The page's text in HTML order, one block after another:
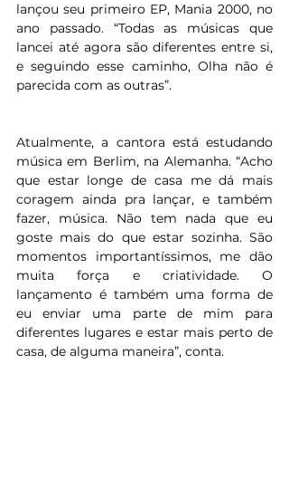
lançou seu primeiro EP, Mania 2000, no
ano passado. “Todas as músicas que
lancei até agora são diferentes entre si,
e seguindo esse caminho, Olha não é
parecida com as outras”.
Atualmente, a cantora está estudando
música em Berlim, na Alemanha. “Acho
que estar longe de casa me dá mais
coragem ainda pra lançar, e também
fazer, música. Não tem nada que eu
goste mais do que estar sozinha. São
momentos importantíssimos, me dão
muita força e criatividade. O
lançamento é também uma forma de
eu enviar uma parte de mim para
diferentes lugares e estar mais perto de
casa, de alguma maneira”, conta.